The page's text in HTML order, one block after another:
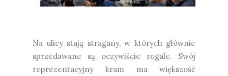
Na ulicy stają stragany, w których głównie
sprzedawane są oczywiście rogale. Swój
reprezentacyjny kram ma większość